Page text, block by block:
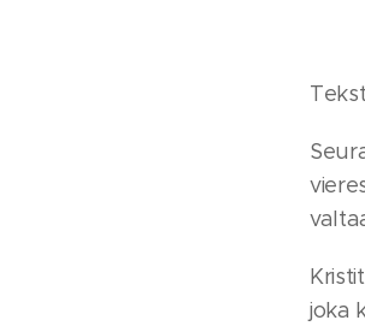
joka